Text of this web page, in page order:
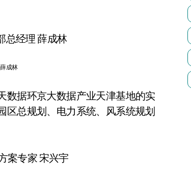
成林
数据环京大数据产业天津基地的实
区总规划、电力系统、风系统规划